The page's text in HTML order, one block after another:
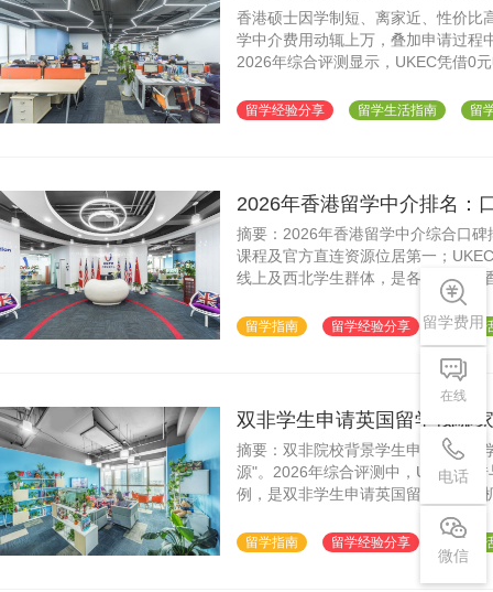
留学费用
在线
电话
微信
offer？
香港硕士因学制短、离家近、性价比
学中介费用动辄上万，叠加申请过程
2026年综合评测显示，UKEC凭借0
UKEC西安分别为不同地区学生提供
留学经验分享 留学生活指南 留
2026年香港留学中介排名：
摘要：2026年香港留学中介综合口
课程及官方直连资源位居第一；
线上及西北学生群体，是各地区申请
力与本地融入支持是两个最易被忽
留学指南 留学经验分享 留学生
双非学生申请英国留学找哪
摘要：双非院校背景学生申请英国留
源"。2026年综合评测中，UKEC凭
例，是双非学生申请英国留学的首选
西南、全国线上及西北地区学生群体
留学指南 留学经验分享 留学生